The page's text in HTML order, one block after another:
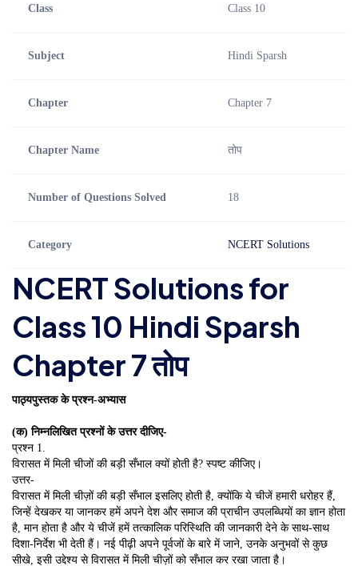
Class Class 10
Subject Hindi Sparsh
Chapter Chapter 7
Chapter Name तोप
Number of Questions Solved 18
Category NCERT Solutions
NCERT Solutions for
Class 10 Hindi Sparsh
Chapter 7 तोप
पाठ्यपुस्तक के प्रश्न-अभ्यास
(क) निम्नलिखित प्रश्नों के उत्तर दीजिए-
प्रश्न 1.
विरासत में मिली चीजों की बड़ी सँभाल क्यों होती है? स्पष्ट कीजिए।
उत्तर-
विरासत में मिली चीज़ों की बड़ी सँभाल इसलिए होती है, क्योंकि ये चीजें हमारी धरोहर हैं,
जिन्हें देखकर या जानकर हमें अपने देश और समाज की प्राचीन उपलब्धियों का ज्ञान होता
है, मान होता है और ये चीजें हमें तत्कालिक परिस्थिति की जानकारी देने के साथ-साथ
दिशा-निर्देश भी देती हैं। नई पीढ़ी अपने पूर्वजों के बारे में जाने, उनके अनुभवों से कुछ
सीखे, इसी उद्देश्य से विरासत में मिली चीज़ों को सँभाल कर रखा जाता है।